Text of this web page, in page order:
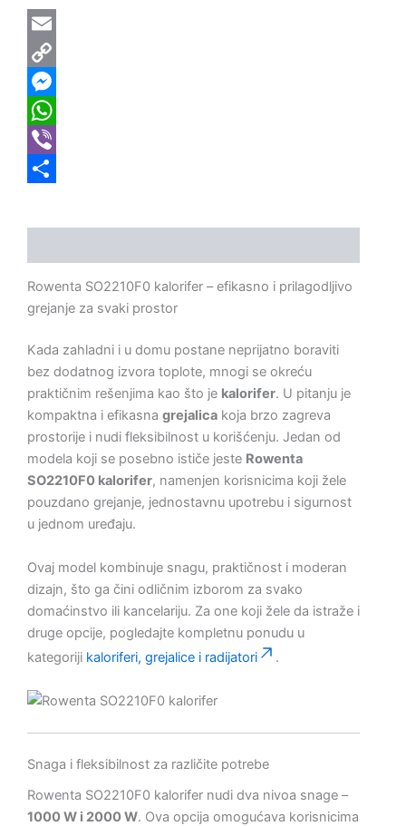
Email
Copy
Link
Messenger
WhatsApp
Viber
Rowenta SO2210F0 kalorifer – efikasno i prilagodljivo
grejanje za svaki prostor
Kada zahladni i u domu postane neprijatno boraviti
bez dodatnog izvora toplote, mnogi se okreću
praktičnim rešenjima kao što je kalorifer. U pitanju je
kompaktna i efikasna grejalica koja brzo zagreva
prostorije i nudi fleksibilnost u korišćenju. Jedan od
modela koji se posebno ističe jeste Rowenta
SO2210F0 kalorifer, namenjen korisnicima koji žele
pouzdano grejanje, jednostavnu upotrebu i sigurnost
u jednom uređaju.
Ovaj model kombinuje snagu, praktičnost i moderan
dizajn, što ga čini odličnim izborom za svako
domaćinstvo ili kancelariju. Za one koji žele da istraže i
druge opcije, pogledajte kompletnu ponudu u
kategoriji kaloriferi, grejalice i radijatori .
Snaga i fleksibilnost za različite potrebe
Rowenta SO2210F0 kalorifer nudi dva nivoa snage –
1000 W i 2000 W. Ova opcija omogućava korisnicima